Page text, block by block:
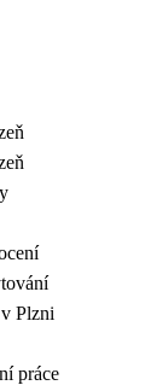
Plzni
práce